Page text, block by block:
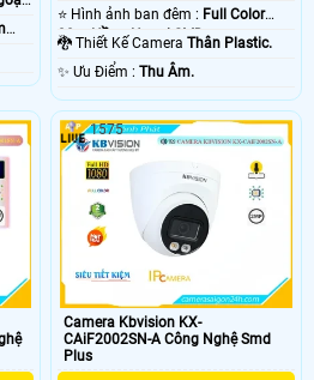
⭐ Hình ảnh ban đêm : Full Color
30m Hồng Ngoại SMD.
🐉️ Thiết Kế CameraThân Plastic.
️✨ Ưu Điểm :Thu Âm.
Camera Kbvision KX-
CAiF2002SN-A Công Nghệ Smd
Plus
1575